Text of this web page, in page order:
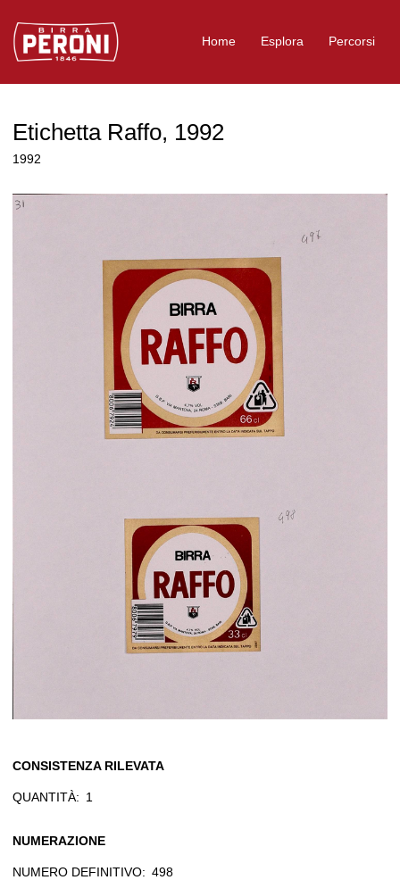
Logo Birra Peroni
Home Esplora Percorsi
Etichetta Raffo, 1992
1992
CONSISTENZA RILEVATA
QUANTITÀ: 1
NUMERAZIONE
NUMERO DEFINITIVO: 498